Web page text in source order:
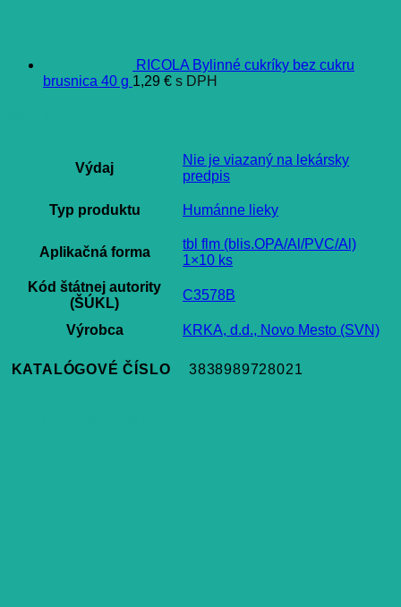
RICOLA Bylinné cukríky bez cukru
brusnica 40 g 1,29 € s DPH
Výdaj
Nie je viazaný na lekársky
predpis
Typ produktu Humánne lieky
Aplikačná forma
tbl flm (blis.OPA/Al/PVC/Al)
1×10 ks
Kód štátnej autority
(ŠÚKL)
C3578B
Výrobca KRKA, d.d., Novo Mesto (SVN)
KATALÓGOVÉ ČÍSLO 3838989728021